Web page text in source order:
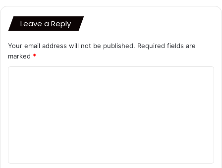
Leave a Reply
Your email address will not be published. Required fields are
marked *
t